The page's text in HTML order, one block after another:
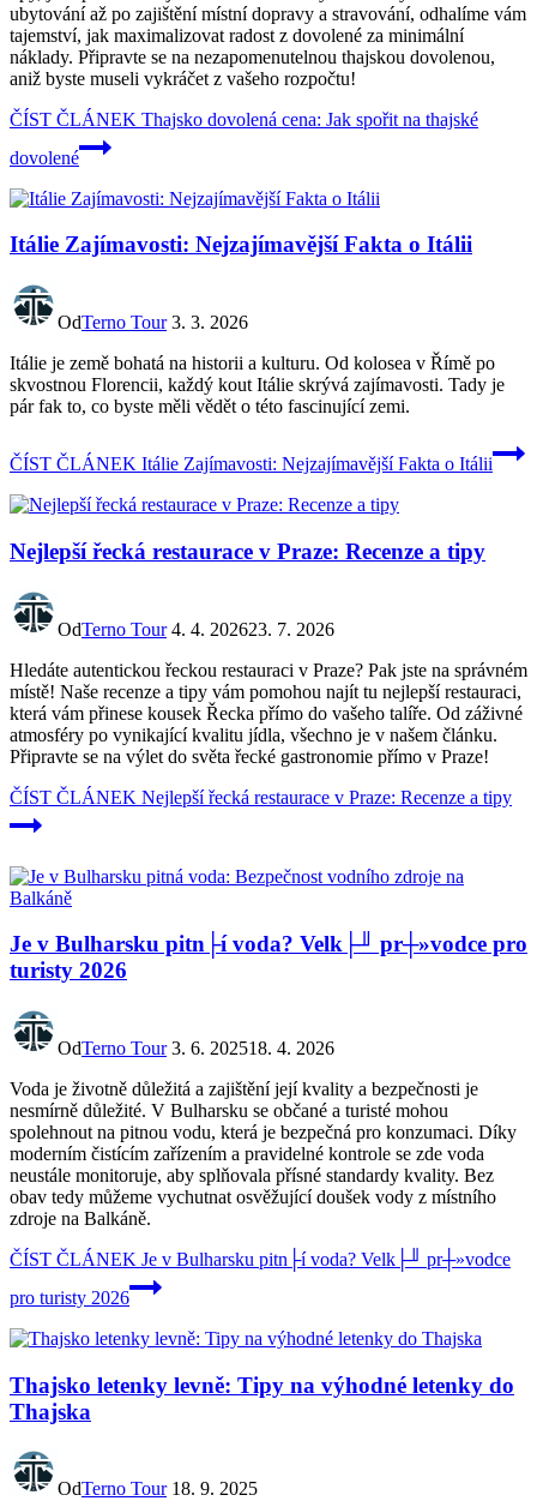
ubytování až po zajištění místní dopravy a stravování, odhalíme vám
tajemství, jak maximalizovat radost z dovolené za minimální
náklady. Připravte se na nezapomenutelnou thajskou dovolenou,
aniž byste museli vykráčet z vašeho rozpočtu!
ČÍST ČLÁNEK Thajsko dovolená cena: Jak spořit na thajské
dovolené
Itálie Zajímavosti: Nejzajímavější Fakta o Itálii
OdTerno Tour 3. 3. 2026
Itálie je země bohatá na historii a kulturu. Od kolosea v Římě po
skvostnou Florencii, každý kout Itálie skrývá zajímavosti. Tady je
pár fak to, co byste měli vědět o této fascinující zemi.
ČÍST ČLÁNEK Itálie Zajímavosti: Nejzajímavější Fakta o Itálii
Nejlepší řecká restaurace v Praze: Recenze a tipy
OdTerno Tour 4. 4. 202623. 7. 2026
Hledáte autentickou řeckou restauraci v Praze? Pak jste na správném
místě! Naše recenze a tipy vám pomohou najít tu nejlepší restauraci,
která vám přinese kousek Řecka přímo do vašeho talíře. Od záživné
atmosféry po vynikající kvalitu jídla, všechno je v našem článku.
Připravte se na výlet do světa řecké gastronomie přímo v Praze!
ČÍST ČLÁNEK Nejlepší řecká restaurace v Praze: Recenze a tipy
Je v Bulharsku pitn├í voda? Velk├╜ pr┼»vodce pro
turisty 2026
OdTerno Tour 3. 6. 202518. 4. 2026
Voda je životně důležitá a zajištění její kvality a bezpečnosti je
nesmírně důležité. V Bulharsku se občané a turisté mohou
spolehnout na pitnou vodu, která je bezpečná pro konzumaci. Díky
moderním čistícím zařízením a pravidelné kontrole se zde voda
neustále monitoruje, aby splňovala přísné standardy kvality. Bez
obav tedy můžeme vychutnat osvěžující doušek vody z místního
zdroje na Balkáně.
ČÍST ČLÁNEK Je v Bulharsku pitn├í voda? Velk├╜ pr┼»vodce
pro turisty 2026
Thajsko letenky levně: Tipy na výhodné letenky do
Thajska
OdTerno Tour 18. 9. 2025